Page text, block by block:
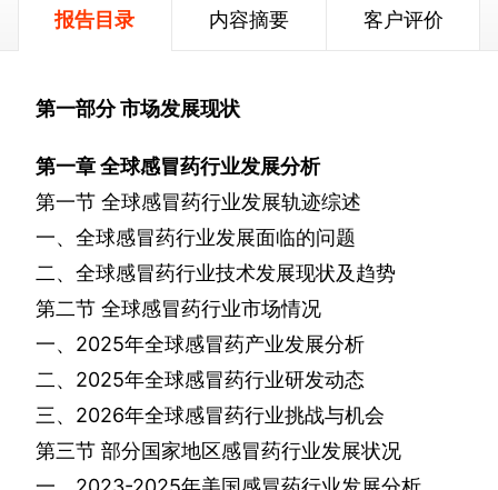
报告目录 内容摘要 客户评价
第一部分市场发展现状
第一章全球感冒药行业发展分析
第一节 全球感冒药行业发展轨迹综述
一、全球感冒药行业发展面临的问题
二、全球感冒药行业技术发展现状及趋势
第二节 全球感冒药行业市场情况
一、 2025年全球感冒药产业发展分析
二、 2025年全球感冒药行业研发动态
三、 2026年全球感冒药行业挑战与机会
第三节 部分国家地区感冒药行业发展状况